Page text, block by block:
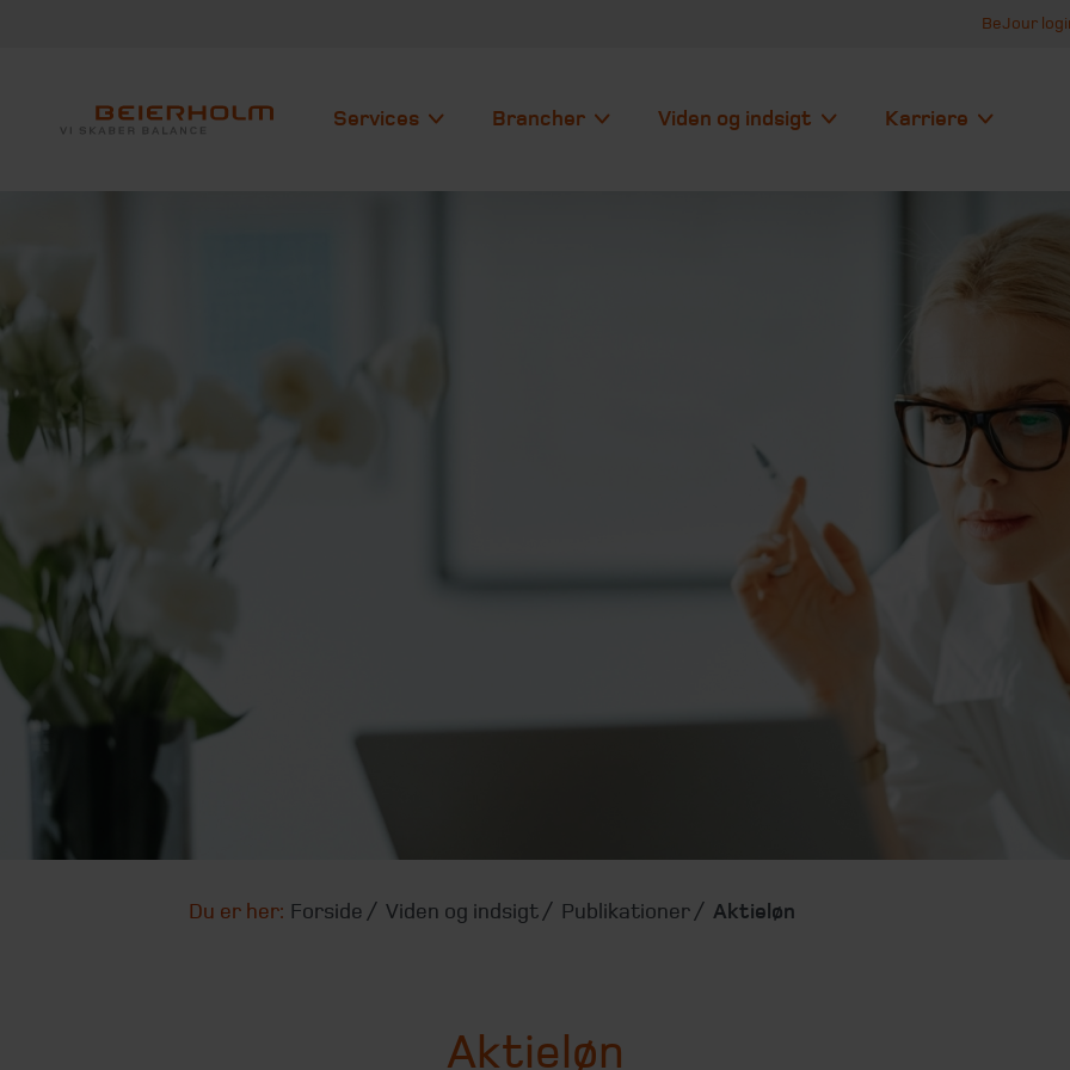
BeJour
Services Brancher Viden og indsigt Karriere
Du er her: Forside Viden og indsigt Publikationer Aktieløn
Aktieløn